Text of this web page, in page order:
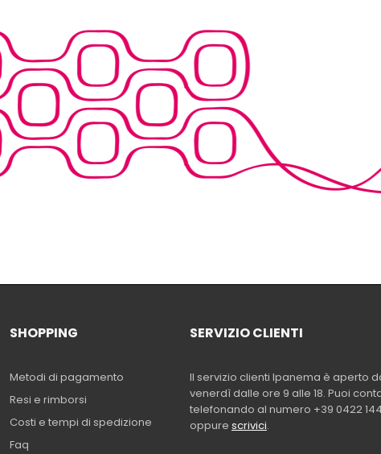
SHOPPING
Metodi di pagamento
Resi e rimborsi
Costi e tempi di spedizione
Faq
SERVIZIO CLIENTI
Il servizio clienti Ipanema è aperto
venerdì dalle ore 9 alle 18. Puoi
telefonando al numero +39 0422
oppure scrivici.